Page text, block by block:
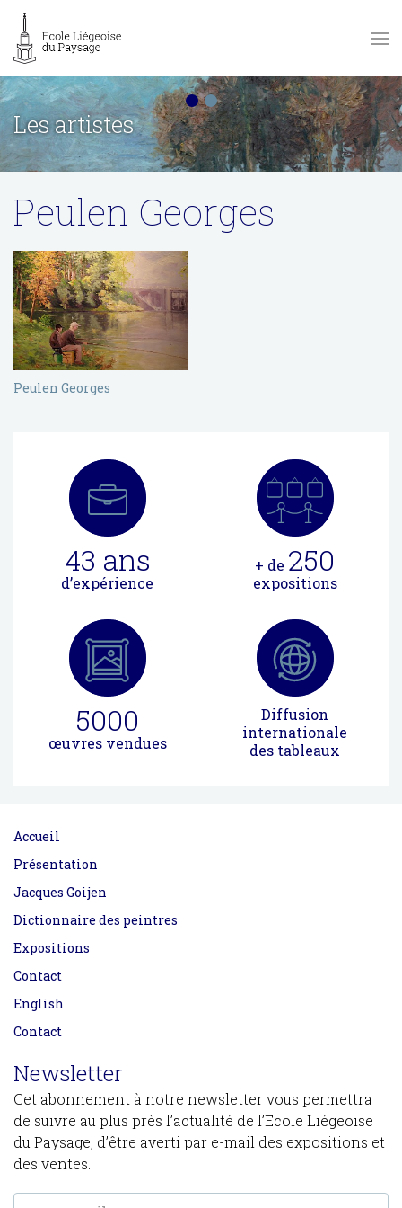
Les artistes
Peulen Georges
Peulen Georges
43 ans
d’expérience
+ de 250
expositions
5000
œuvres vendues
Diffusion
internationale
des tableaux
Accueil
Présentation
Jacques Goijen
Dictionnaire des peintres
Expositions
Contact
English
Contact
Newsletter
Cet abonnement à notre newsletter vous permettra
de suivre au plus près l’actualité de l’Ecole Liégeoise
du Paysage, d’être averti par e-mail des expositions et
des ventes.